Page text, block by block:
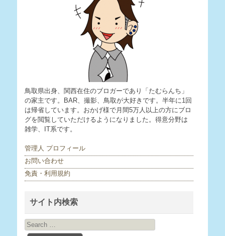
鳥取県出身、関西在住のブロガーであり「たむらんち」
の家主です。BAR、撮影、鳥取が大好きです。半年に1回
は帰省しています。おかげ様で月間5万人以上の方にブロ
グを閲覧していただけるようになりました。得意分野は
雑学、IT系です。
管理人 プロフィール
お問い合わせ
免責・利用規約
サイト内検索
Search
for: